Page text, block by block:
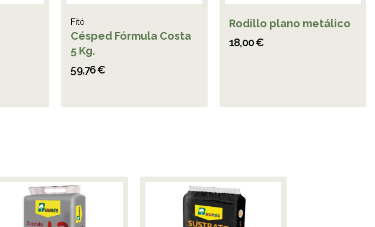
Fitó
Césped Fórmula Costa
5 Kg.
59,76 €
Rodillo plano metálico
18,00 €